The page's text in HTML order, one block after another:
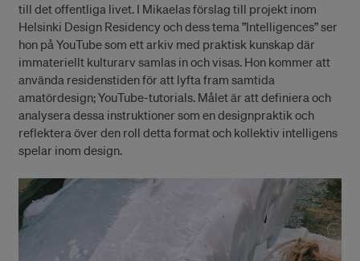
till det offentliga livet. I Mikaelas förslag till projekt inom
Helsinki Design Residency och dess tema ”Intelligences” ser
hon på YouTube som ett arkiv med praktisk kunskap där
immateriellt kulturarv samlas in och visas. Hon kommer att
använda residenstiden för att lyfta fram samtida
amatördesign; YouTube-tutorials. Målet är att definiera och
analysera dessa instruktioner som en designpraktik och
reflektera över den roll detta format och kollektiv intelligens
spelar inom design.